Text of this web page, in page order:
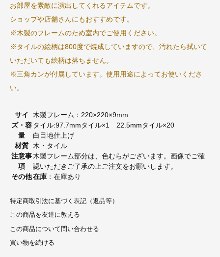
お部屋を素敵に演出してくれるアイテムです。
ショップや店舗さんにもおすすめです。
※木製のフレームのため室内でご使用ください。
※タイルの絵柄は800度で焼成していますので、汚れたら拭いて
いただいても絵柄は落ちません。
※三角カンが付属しています。使用用途によってお使いくださ
い。
サイ
ズ・容
量
木製フレーム：220×220×9mm
タイル:97.7mmタイル×1 22.5mmタイル×20
白目地仕上げ
材質
木・タイル
注意事
項
木製フレーム部分は、色むらがございます。画像でご確
認いただきご了承の上ご注文をお願いします。
その他在庫 ：在庫あり
特定商取引法に基づく表記（返品等）
この商品を友達に教える
この商品について問い合わせる
買い物を続ける